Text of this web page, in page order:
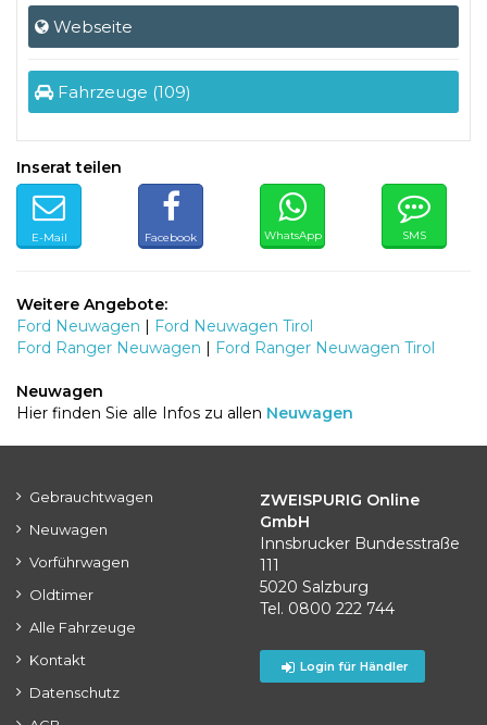
Webseite
Fahrzeuge (109)
Inserat teilen
E-Mail Facebook WhatsApp SMS
Weitere Angebote:
Ford Neuwagen | Ford Neuwagen Tirol
Ford Ranger Neuwagen | Ford Ranger Neuwagen Tirol
Neuwagen
Hier finden Sie alle Infos zu allen Neuwagen
Gebrauchtwagen
Neuwagen
Vorführwagen
Oldtimer
Alle Fahrzeuge
Kontakt
Datenschutz
ZWEISPURIG Online
GmbH
Innsbrucker Bundesstraße
111
5020 Salzburg
Tel. 0800 222 744
Login für Händler